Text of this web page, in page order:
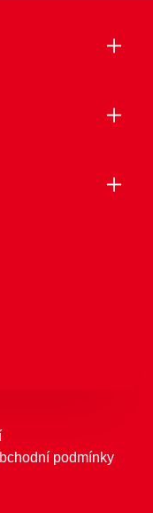
podmínky